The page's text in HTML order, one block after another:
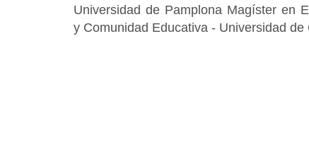
Universidad de Pamplona Magíster en
y Comunidad Educativa - Universidad de